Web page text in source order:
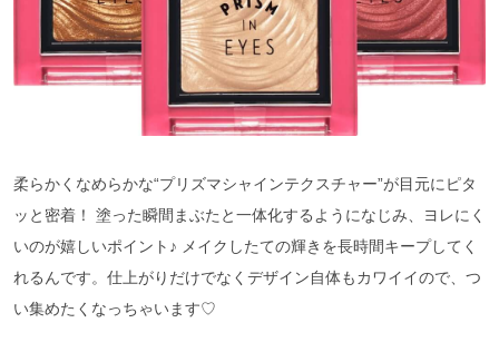
柔らかくなめらかな“プリズマシャインテクスチャー”が目元にピタ
ッと密着！ 塗った瞬間まぶたと一体化するようになじみ、ヨレにく
いのが嬉しいポイント♪ メイクしたての輝きを長時間キープしてく
れるんです。仕上がりだけでなくデザイン自体もカワイイので、つ
い集めたくなっちゃいます♡